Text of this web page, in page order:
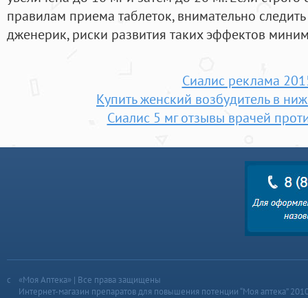
правилам приема таблеток, внимательно
дженерик, риски развития таких эффектов
Сиалис реклама
Купить женский возбудитель в
Сиалис 5 мг отзывы врачей
«Моя Аптека» | Все права защищены
Интернет-магазин препаратов для повышения потенции “Моя аптека”